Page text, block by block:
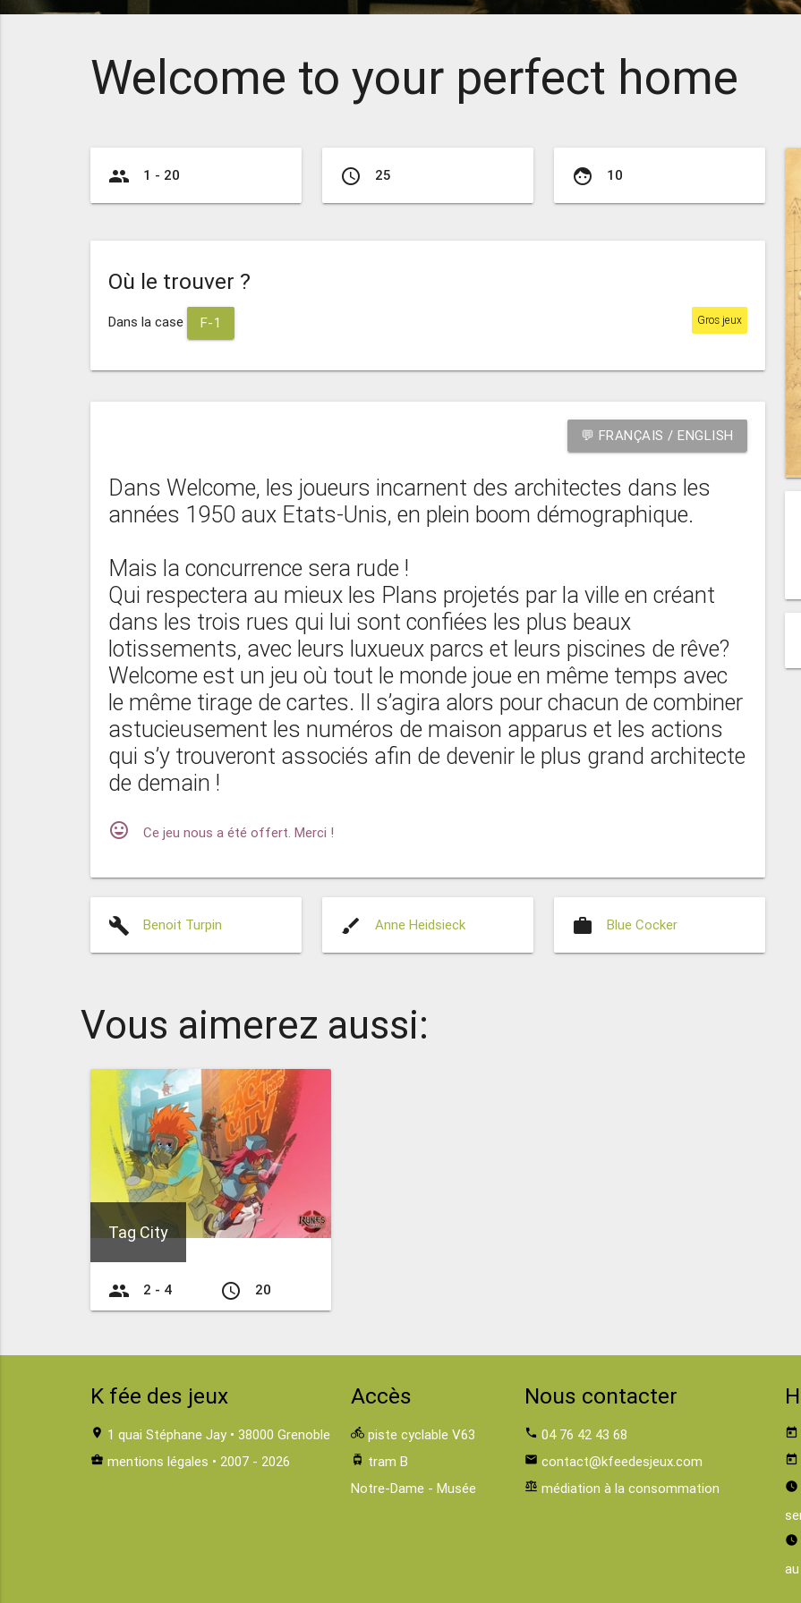
Welcome to your perfect home
group 1 - 20 access_time 25 face 10
Où le trouver ?
Dans la case F-1 Gros jeux
💬 FRANÇAIS / ENGLISH
Dans Welcome, les joueurs incarnent des architectes dans les
années 1950 aux Etats-Unis, en plein boom démographique.
Mais la concurrence sera rude !
Qui respectera au mieux les Plans projetés par la ville en créant
dans les trois rues qui lui sont confiées les plus beaux
lotissements, avec leurs luxueux parcs et leurs piscines de rêve?
Welcome est un jeu où tout le monde joue en même temps avec
le même tirage de cartes. Il s’agira alors pour chacun de combiner
astucieusement les numéros de maison apparus et les actions
qui s’y trouveront associés afin de devenir le plus grand architecte
de demain !
mood Ce jeu nous a été offert. Merci !
build Benoit Turpin brush Anne Heidsieck work Blue Cocker
Vous aimerez aussi:
Tag City
group 2 - 4 access_time 20
K fée des jeux
location_on 1 quai Stéphane Jay • 38000 Grenoble
business_center mentions légales • 2007 - 2026
Accès
directions_bike piste cyclable V63
tram tram B
Notre-Dame - Musée
Nous contacter
phone 04 76 42 43 68
email contact@kfeedesjeux.com
balance médiation à la consommation
today
today
watch_later
watch_later